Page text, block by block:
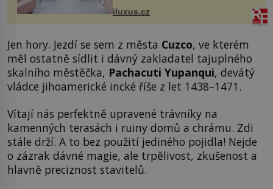
budov Media...
iluxus.cz
Jen hory. Jezdí se sem z města Cuzco, ve kterém
měl ostatně sídlit i dávný zakladatel tajuplného
skalního městěčka, Pachacuti Yupanqui, devátý
vládce jihoamerické incké říše z let 1438–1471.
Vítají nás perfektně upravené trávníky na
kamenných terasách i ruiny domů a chrámu. Zdi
stále drží. A to bez použití jediného pojidla! Nejde
o zázrak dávné magie, ale trpělivost, zkušenost a
hlavně preciznost stavitelů.